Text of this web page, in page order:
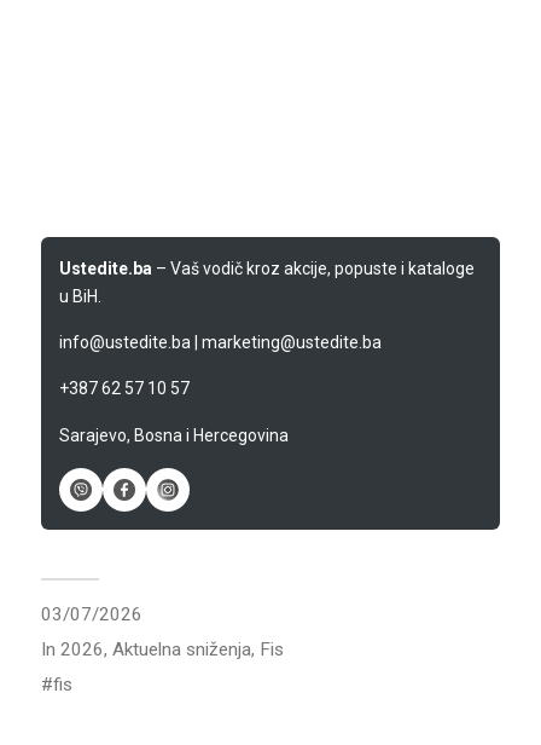
Ustedite.ba – Vaš vodič kroz akcije, popuste i kataloge
u BiH.
info@ustedite.ba marketing@ustedite.ba
+387 62 57 10 57
Sarajevo, Bosna i Hercegovina
03/07/2026
In 2026, Aktuelna sniženja, Fis
fis